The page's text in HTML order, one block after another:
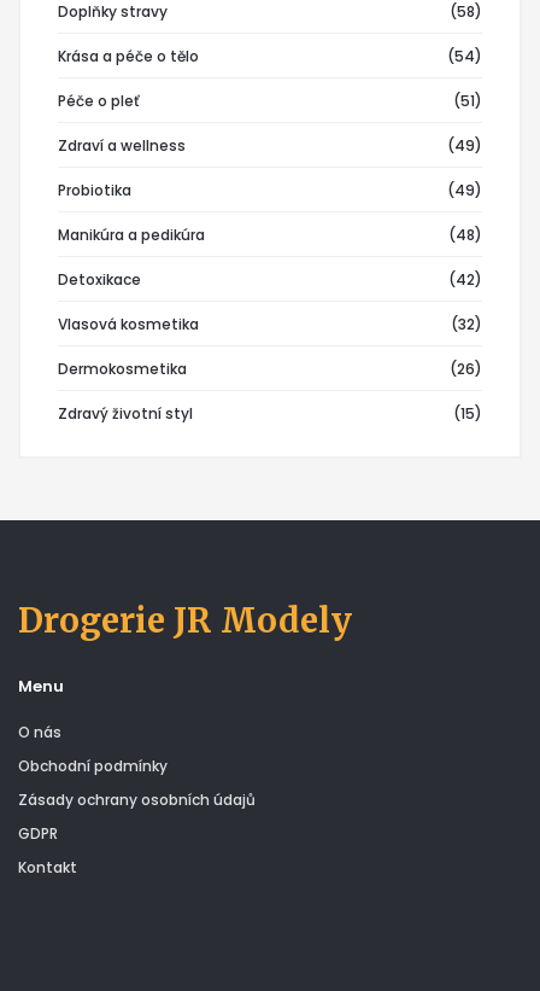
Doplňky stravy (58)
Krása a péče o tělo (54)
Péče o pleť (51)
Zdraví a wellness (49)
Probiotika (49)
Manikúra a pedikúra (48)
Detoxikace (42)
Vlasová kosmetika (32)
Dermokosmetika (26)
Zdravý životní styl (15)
Drogerie JR Modely
Menu
O nás
Obchodní podmínky
Zásady ochrany osobních údajů
GDPR
Kontakt